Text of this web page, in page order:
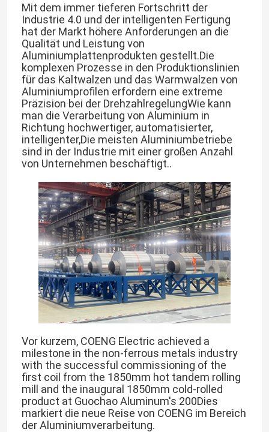
Mit dem immer tieferen Fortschritt der
Industrie 4.0 und der intelligenten Fertigung
hat der Markt höhere Anforderungen an die
Qualität und Leistung von
Aluminiumplattenprodukten gestellt.Die
komplexen Prozesse in den Produktionslinien
für das Kaltwalzen und das Warmwalzen von
Aluminiumprofilen erfordern eine extreme
Präzision bei der DrehzahlregelungWie kann
man die Verarbeitung von Aluminium in
Richtung hochwertiger, automatisierter,
intelligenter,Die meisten Aluminiumbetriebe
sind in der Industrie mit einer großen Anzahl
von Unternehmen beschäftigt..
Vor kurzem, COENG Electric achieved a
milestone in the non-ferrous metals industry
with the successful commissioning of the
first coil from the 1850mm hot tandem rolling
mill and the inaugural 1850mm cold-rolled
product at Guochao Aluminum's 200Dies
markiert die neue Reise von COENG im Bereich
der Aluminiumverarbeitung.